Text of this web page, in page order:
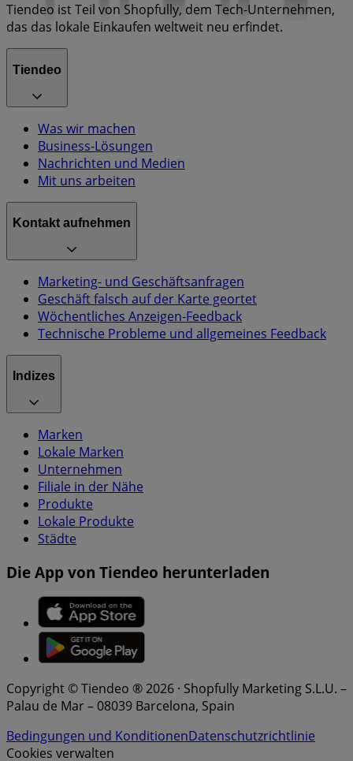
Tiendeo ist Teil von Shopfully, dem Tech-Unternehmen,
das das lokale Einkaufen weltweit neu erfindet.
Tiendeo
Was wir machen
Business-Lösungen
Nachrichten und Medien
Mit uns arbeiten
Kontakt aufnehmen
Marketing- und Geschäftsanfragen
Geschäft falsch auf der Karte geortet
Wöchentliches Anzeigen-Feedback
Technische Probleme und allgemeines Feedback
Indizes
Marken
Lokale Marken
Unternehmen
Filiale in der Nähe
Produkte
Lokale Produkte
Städte
Die App von Tiendeo herunterladen
Copyright © Tiendeo ® 2026 · Shopfully Marketing S.L.U. –
Palau de Mar – 08039 Barcelona, Spain
Bedingungen und KonditionenDatenschutzrichtlinie
Cookies verwalten